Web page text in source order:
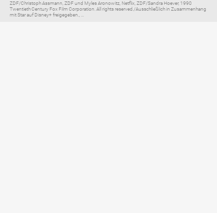
ZDF/Christoph Assmann, ZDF und Myles Aronowitz, Netflix, ZDF/Sandra Hoever, 1990
Twentieth Century Fox Film Corporation. All rights reserved./Ausschließlich in Zusammenhang
mit Star auf Disney+ freigegeben., ...